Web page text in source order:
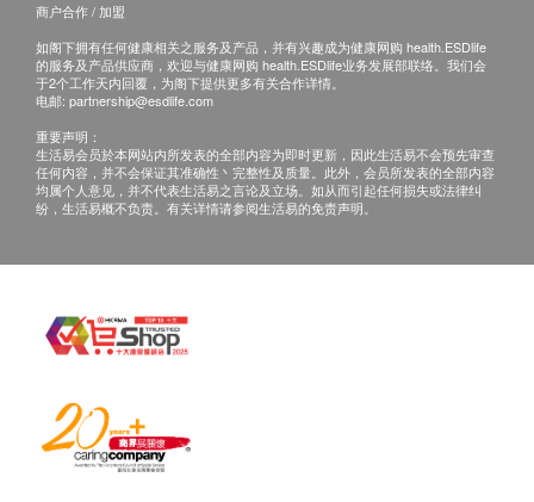
商户合作 / 加盟
如阁下拥有任何健康相关之服务及产品，并有兴趣成为健康网购 health.ESDlife
的服务及产品供应商，欢迎与健康网购 health.ESDlife业务发展部联络。我们会
于2个工作天内回覆，为阁下提供更多有关合作详情。
电邮: partnership@esdlife.com
重要声明：
生活易会员於本网站内所发表的全部内容为即时更新，因此生活易不会预先审查
任何内容，并不会保证其准确性丶完整性及质量。此外，会员所发表的全部内容
均属个人意见，并不代表生活易之言论及立场。如从而引起任何损失或法律纠
纷，生活易概不负责。有关详情请参阅生活易的免责声明。